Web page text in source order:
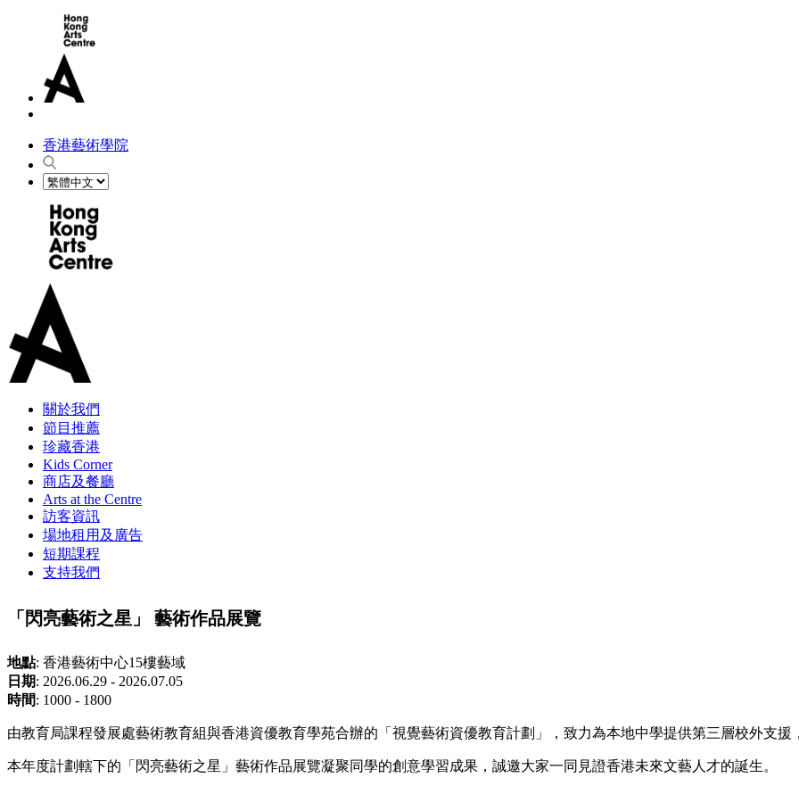
香港藝術學院
關於我們
節目推薦
珍藏香港
Kids Corner
商店及餐廳
Arts at the Centre
訪客資訊
場地租用及廣告
短期課程
支持我們
「閃亮藝術之星」 藝術作品展覽
地點: 香港藝術中心15樓藝域
日期: 2026.06.29 - 2026.07.05
時間: 1000 - 1800
由教育局課程發展處藝術教育組與香港資優教育學苑合辦的「視覺藝術資優教育計劃」，致力為本地中學提供第三層校外支援
本年度計劃轄下的「閃亮藝術之星」藝術作品展覽凝聚同學的創意學習成果，誠邀大家一同見證香港未來文藝人才的誕生。